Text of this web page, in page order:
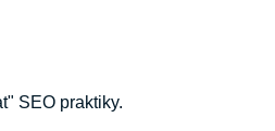
SEO praktiky.